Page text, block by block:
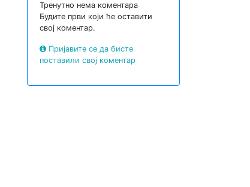
Тренутно нема коментара
Будите први који ће оставити
свој коментар.
Пријавите се да бисте
поставили свој коментар